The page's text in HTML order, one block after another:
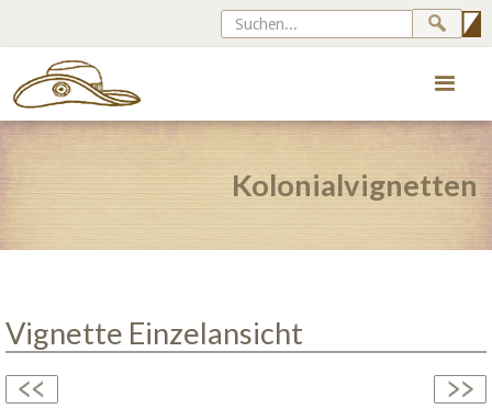
Kolonialvignetten
Vignette Einzelansicht